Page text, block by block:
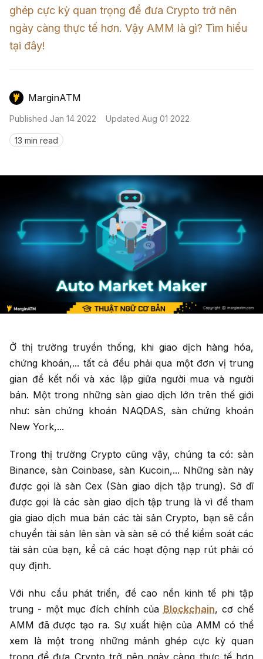
Kinh Nghiệm Đầu Tư
Sàn Giao Dịch
Mô Hình Biểu Đồ Giá
GameFi
Sign in
ghép cực kỳ quan trọng để đưa Crypto trở nên
ngày càng thực tế hơn. Vậy AMM là gì? Tìm hiểu
tại đây!
MarginATM
Published Jan 14 2022 Updated Aug 01 2022
13 min read
Ở thị trường truyền thống, khi giao dịch hàng hóa,
chứng khoán,... tất cả đều phải qua một đơn vị trung
gian để kết nối và xác lập giữa người mua và người
bán. Một trong những sàn giao dịch lớn trên thế giới
như: sàn chứng khoán NAQDAS, sàn chứng khoán
New York,...
Trong thị trường Crypto cũng vậy, chúng ta có: sàn
Binance, sàn Coinbase, sàn Kucoin,... Những sàn này
được gọi là sàn Cex (Sàn giao dịch tập trung). Sở dĩ
được gọi là các sàn giao dịch tập trung là vì để tham
gia giao dịch mua bán các tài sản Crypto, bạn sẽ cần
chuyển tài sản lên sàn và sàn sẽ có thể kiểm soát các
tài sản của bạn, kể cả các hoạt động nạp rút phải có
quy định.
Với nhu cầu phát triển, đề cao nền kinh tế phi tập
trung - một mục đích chính của Blockchain, cơ chế
AMM đã được tạo ra. Sự xuất hiện của AMM có thể
xem là một trong những mảnh ghép cực kỳ quan
trọng để đưa Crypto trở nên ngày càng thực tế hơn